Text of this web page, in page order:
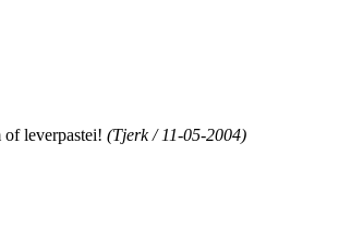
of leverpastei! (Tjerk / 11-05-2004)